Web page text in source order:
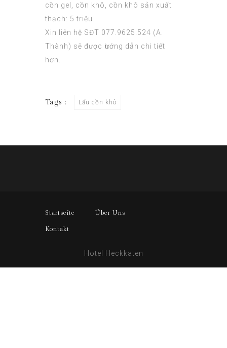
cồn gel, сồn khô, cồn khô sản xuất
thạch: 5 triệu.
Xin liên hệ SĐT 077.9625.524 (A.
Thành) sẽ đượс һướng dẫn chi tiết
hơn.
Tags : Lẩu cồn khô
Startseite Über Uns
Kontakt
Hotel Heckkaten